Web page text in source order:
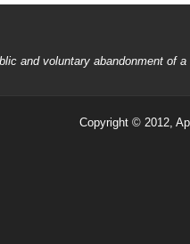
and voluntary abandonment of a
Copyright © 2012,